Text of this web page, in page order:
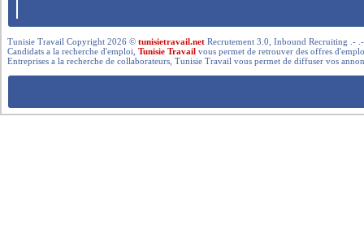
Tunisie Travail Copyright 2026 ©tunisietravail.net Recrutement 3.0, Inbound Recruiting .-
Candidats a la recherche d'emploi,Tunisie Travail vous permet de retrouver des offres
Entreprises a la recherche de collaborateurs, Tunisie Travail vous permet de diffuser vos